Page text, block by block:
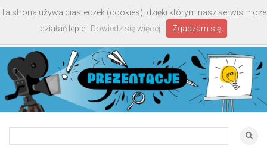
Ta strona używa ciasteczek (cookies), dzięki którym nasz serwis może
działać lepiej. Dowiedz się więcej Zgadzam się